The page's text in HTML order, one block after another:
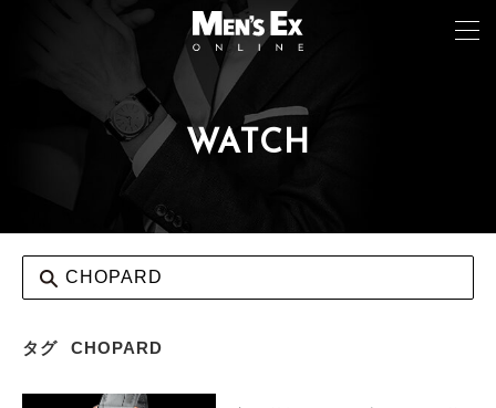
WATCH
タグ CHOPARD
CAR&BIKE
LIFESTYLE
COLUMN